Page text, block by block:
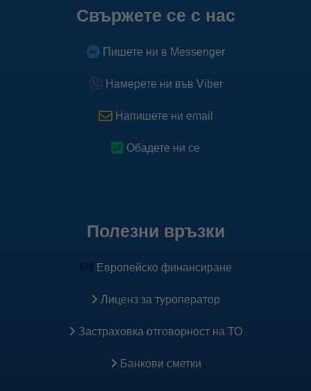
Свържете се с нас
Пишете ни в Messenger
Намерете ни във Viber
Напишете ни email
Обадете ни се
Полезни връзки
Европейско финансиране
Лиценз за туроператор
Застраховка oтговорност на ТО
Банкови сметки